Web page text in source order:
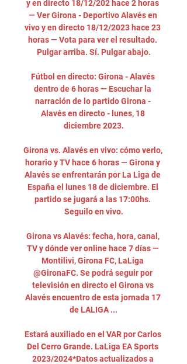
y en directo 18/12/202 hace 2 horas
— Ver Girona - Deportivo Alavés en
vivo y en directo 18/12/2023 hace 23
horas — Vota para ver el resultado.
Pulgar arriba. Sí. Pulgar abajo.
Fútbol en directo: Girona - Alavés
dentro de 6 horas — Escuchar la
narración de lo partido Girona -
Alavés en directo - lunes, 18
diciembre 2023.
Girona vs. Alavés en vivo: cómo verlo,
horario y TV hace 6 horas — Girona y
Alavés se enfrentarán por La Liga de
España el lunes 18 de diciembre. El
partido se jugará a las 17:00hs.
Seguilo en vivo.
Girona vs Alavés: fecha, hora, canal,
TV y dónde ver online hace 7 días —
Montilivi, Girona FC, LaLiga
@GironaFC. Se podrá seguir por
televisión en directo el Girona vs
Alavés encuentro de esta jornada 17
de LALIGA ...
Estará auxiliado en el VAR por Carlos
Del Cerro Grande. LaLiga EA Sports
2023/2024*Datos actualizados a